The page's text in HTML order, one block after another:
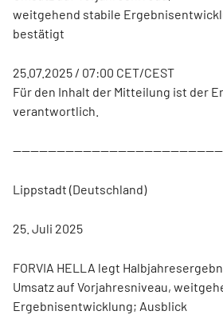
weitgehend stabile
bestätigt
25.07.2025 / 07:00 CET/CEST
Für den Inhalt der Mitteilung ist der
verantwortlich.
Lippstadt (Deutschland)
25. Juli 2025
FORVIA HELLA legt
Umsatz auf Vorjahresniveau,
Ergebnisentwicklung; Ausblick